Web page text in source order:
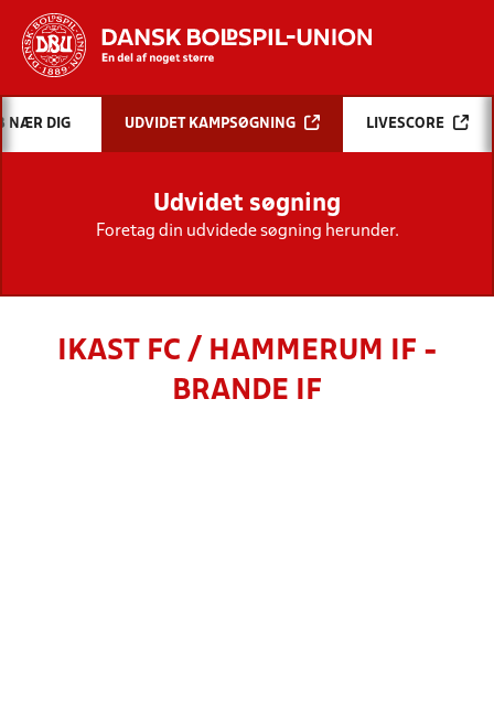
Hvad vil du søge efter?
INDHOLD OG NYHEDER
STILLINGER, RESULTATER, KLUBBER OG
HOLD
NÆR DIG UDVIDET KAMPSØGNING LIVESCORE
Udvidet søgning
Foretag din udvidede søgning herunder.
IKAST FC / HAMMERUM IF -
BRANDE IF